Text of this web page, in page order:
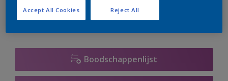
Boodschappenlijst
Reject All
Accept All Cookies